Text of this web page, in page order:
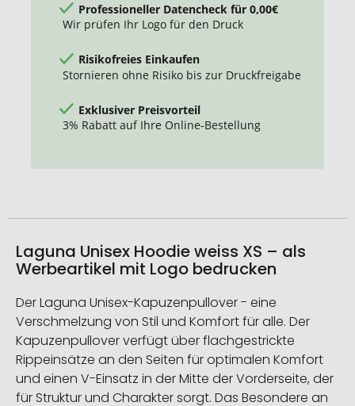
Professioneller Datencheck für 0,00€
Wir prüfen Ihr Logo für den Druck
Risikofreies Einkaufen
Stornieren ohne Risiko bis zur Druckfreigabe
Exklusiver Preisvorteil
3% Rabatt auf Ihre Online-Bestellung
Laguna Unisex Hoodie weiss XS – als
Werbeartikel mit Logo bedrucken
Der Laguna Unisex-Kapuzenpullover - eine
Verschmelzung von Stil und Komfort für alle. Der
Kapuzenpullover verfügt über flachgestrickte
Rippeinsätze an den Seiten für optimalen Komfort
und einen V-Einsatz in der Mitte der Vorderseite, der
für Struktur und Charakter sorgt. Das Besondere an